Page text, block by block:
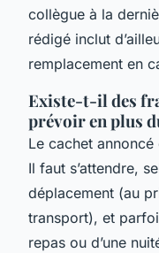
collègue à la
rédigé inclut
remplacement en
Existe-t-il des
prévoir en plus
Le cachet
Il faut s’attendre,
déplacement (au
transport), et
repas ou d’une